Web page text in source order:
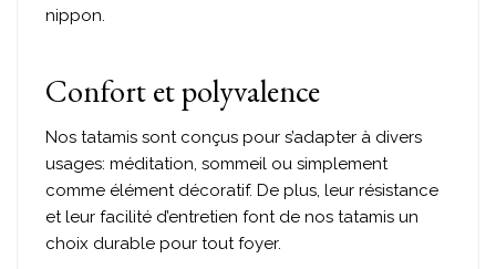
nippon.
Confort et polyvalence
Nos tatamis sont conçus pour s’adapter à divers
usages: méditation, sommeil ou simplement
comme élément décoratif. De plus, leur résistance
et leur facilité d’entretien font de nos tatamis un
choix durable pour tout foyer.